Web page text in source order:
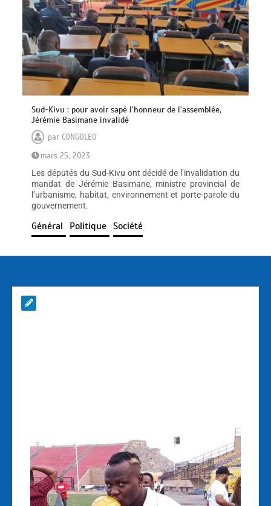
Sud-Kivu : pour avoir sapé l’honneur de l’assemblée,
Jérémie Basimane invalidé
parCONGOLEO
mars 25, 2023
Les députés du Sud-Kivu ont décidé de l’invalidation du
mandat de Jérémie Basimane, ministre provincial de
l’urbanisme, habitat, environnement et porte-parole du
gouvernement.
Général Politique Société